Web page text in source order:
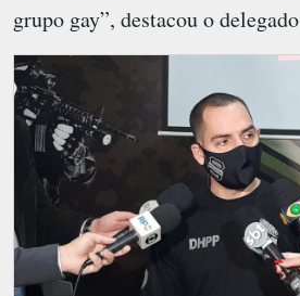
grupo gay”, destacou o delegado